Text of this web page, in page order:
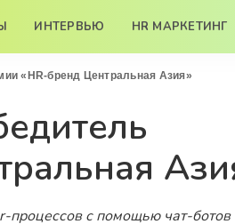
ИНТЕРВЬЮ HR МАРКЕТИНГ
«HR-бренд Центральная Азия»
процессов с помощью чат-ботов